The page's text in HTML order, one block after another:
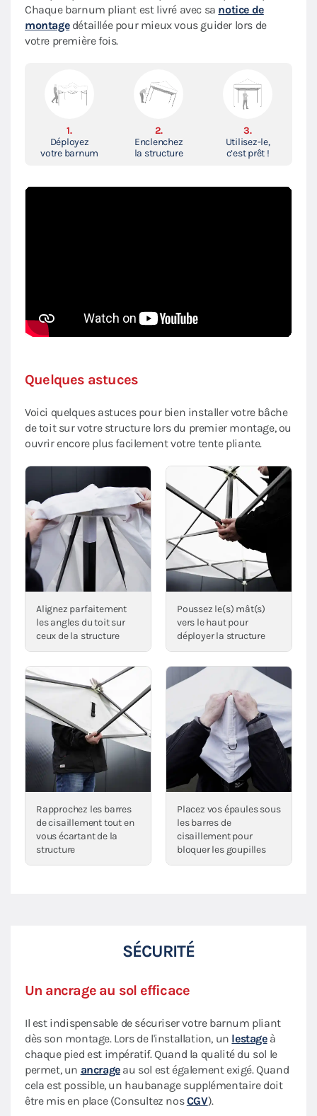
Chaque barnum pliant est livré avec sa notice de
montagedétaillée pour mieux vous guider lors de
votre première fois.
1.
Déployez
votre barnum
2.
Enclenchez
la structure
3.
Utilisez-le,
c’est prêt !
Quelques astuces
Voici quelques astuces pour bien installer votre bâche
de toit sur votre structure lors du premier montage, ou
ouvrir encore plus facilement votre tente pliante.
Alignez parfaitement
les angles du toit sur
ceux de la structure
Poussez le(s) mât(s)
vers le haut pour
déployer la structure
Rapprochez les barres
de cisaillement tout en
vous écartant de la
structure
Placez vos épaules sous
les barres de
cisaillement pour
bloquer les goupilles
SÉCURITÉ
Un ancrage au sol efficace
Il est indispensable de sécuriser votre barnum pliant
dès son montage. Lors de l'installation, un lestageà
chaque pied est impératif. Quand la qualité du sol le
permet, un ancrageau sol est également exigé. Quand
cela est possible, un haubanage supplémentaire doit
être mis en place (Consultez nosCGV).